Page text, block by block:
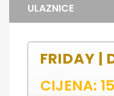
ULAZNICE
FRIDAY |
CIJENA: